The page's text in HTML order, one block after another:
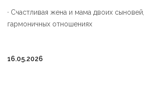
· Счастливая жена и мама двоих
гармоничных отношениях
16.05.2026